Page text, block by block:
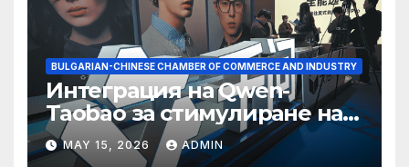
BULGARIAN-CHINESE CHAMBER OF COMMERCE AND INDUSTRY
Интеграция на Qwen-
Taobao за стимулиране на
пазаруването 618
MAY 15, 2026 ADMIN